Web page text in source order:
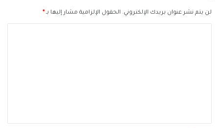
لن يتم نشر عنوان بريدك الإلكتروني. الحقول الإلزامية مشار إليها بـ*